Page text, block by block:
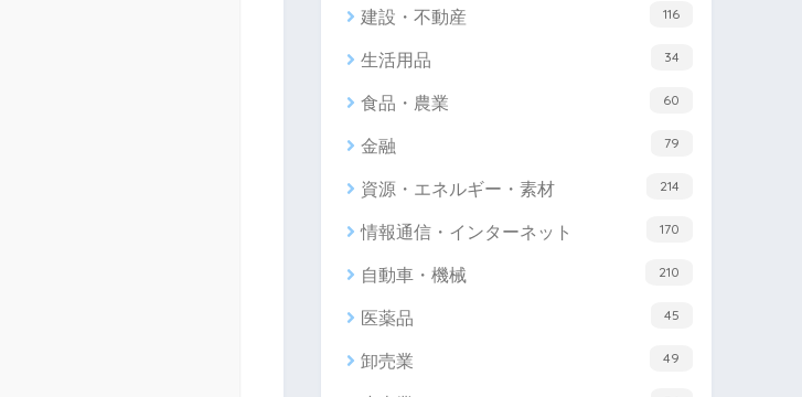
建設・不動産 116
生活用品 34
食品・農業 60
金融 79
資源・エネルギー・素材 214
情報通信・インターネット 170
自動車・機械 210
医薬品 45
卸売業 49